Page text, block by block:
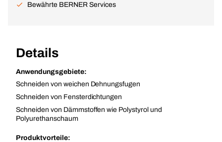
Bewährte BERNER Services
Details
Anwendungsgebiete:
Schneiden von weichen Dehnungsfugen
Schneiden von Fensterdichtungen
Schneiden von Dämmstoffen wie Polystyrol und
Polyurethanschaum
Produktvorteile: